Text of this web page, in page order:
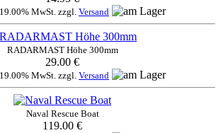
MwSt. zzgl. Versand
RADARMAST Höhe 300mm
29.00 €
MwSt. zzgl. Versand
Naval Rescue Boat
119.00 €